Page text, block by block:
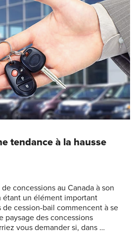
tendance à la hausse
concessions au Canada à son
étant un élément important
de cession-bail commencent à se
paysage des concessions
vous demander si, dans …